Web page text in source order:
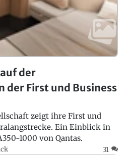
der
der First und Business
zeigt ihre First und
Ein Einblick in
1000 von Qantas.
31